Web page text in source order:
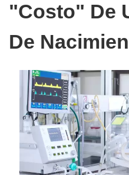
"Costo" De
De